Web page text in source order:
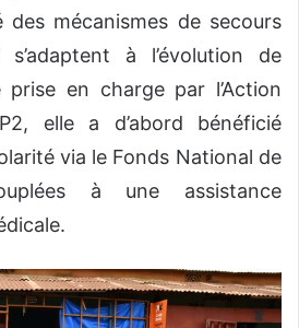
des mécanismes de secours
à l’évolution de
prise en charge par l’Action
elle a d’abord bénéficié
via le Fonds National de
à une assistance